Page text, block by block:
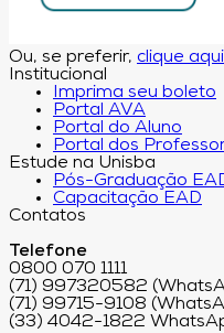
Ou, se preferir, clique aqui
Institucional
Imprima seu boleto
Portal AVA
Portal do Aluno
Portal dos
Estude na Unisba
Pós-Graduação
Capacitação EAD
Contatos
Telefone
0800 070 1111
(71) 997320582
(71) 99715-9108
(33) 4042-1822